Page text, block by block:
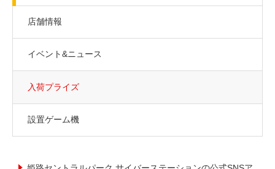
店舗情報
イベント&ニュース
入荷プライズ
設置ゲーム機